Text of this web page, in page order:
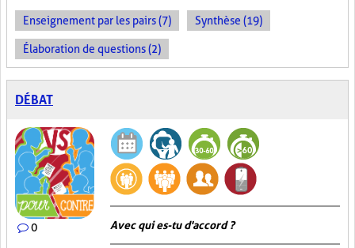
Enseignement par les pairs (7) Synthèse (19)
Élaboration de questions (2)
DÉBAT
0 Avec qui es-tu d'accord ?